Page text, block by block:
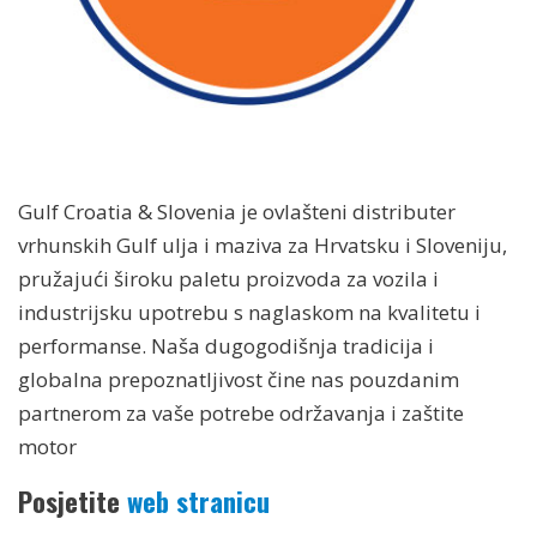
Gulf Croatia & Slovenia je ovlašteni distributer
vrhunskih Gulf ulja i maziva za Hrvatsku i Sloveniju,
pružajući široku paletu proizvoda za vozila i
industrijsku upotrebu s naglaskom na kvalitetu i
performanse. Naša dugogodišnja tradicija i
globalna prepoznatljivost čine nas pouzdanim
partnerom za vaše potrebe održavanja i zaštite
motor
Posjetite web stranicu